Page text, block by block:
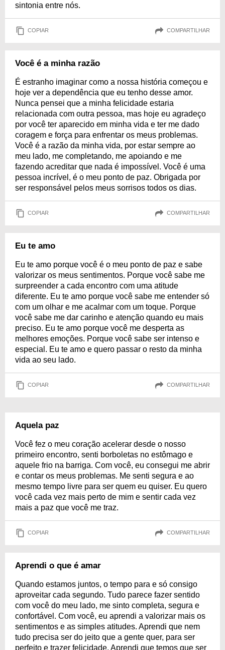
sintonia entre nós.
COPIAR COMPARTILHAR
Você é a minha razão
É estranho imaginar como a nossa história começou e
hoje ver a dependência que eu tenho desse amor.
Nunca pensei que a minha felicidade estaria
relacionada com outra pessoa, mas hoje eu agradeço
por você ter aparecido em minha vida e ter me dado
coragem e força para enfrentar os meus problemas.
Você é a razão da minha vida, por estar sempre ao
meu lado, me completando, me apoiando e me
fazendo acreditar que nada é impossível. Você é uma
pessoa incrível, é o meu ponto de paz. Obrigada por
ser responsável pelos meus sorrisos todos os dias.
COPIAR COMPARTILHAR
Eu te amo
Eu te amo porque você é o meu ponto de paz e sabe
valorizar os meus sentimentos. Porque você sabe me
surpreender a cada encontro com uma atitude
diferente. Eu te amo porque você sabe me entender só
com um olhar e me acalmar com um toque. Porque
você sabe me dar carinho e atenção quando eu mais
preciso. Eu te amo porque você me desperta as
melhores emoções. Porque você sabe ser intenso e
especial. Eu te amo e quero passar o resto da minha
vida ao seu lado.
COPIAR COMPARTILHAR
Aquela paz
Você fez o meu coração acelerar desde o nosso
primeiro encontro, senti borboletas no estômago e
aquele frio na barriga. Com você, eu consegui me abrir
e contar os meus problemas. Me senti segura e ao
mesmo tempo livre para ser quem eu quiser. Eu quero
você cada vez mais perto de mim e sentir cada vez
mais a paz que você me traz.
COPIAR COMPARTILHAR
Aprendi o que é amar
Quando estamos juntos, o tempo para e só consigo
aproveitar cada segundo. Tudo parece fazer sentido
com você do meu lado, me sinto completa, segura e
confortável. Com você, eu aprendi a valorizar mais os
sentimentos e as simples atitudes. Aprendi que nem
tudo precisa ser do jeito que a gente quer, para ser
perfeito e trazer felicidade. Aprendi que temos que ser